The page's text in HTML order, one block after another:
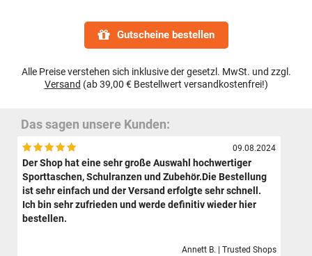
Gutscheine bestellen
Alle Preise verstehen sich inklusive der gesetzl. MwSt. und zzgl.
Versand (ab 39,00 € Bestellwert versandkostenfrei!)
Das sagen unsere Kunden:
09.08.2024
Der Shop hat eine sehr große Auswahl hochwertiger
Sporttaschen, Schulranzen und Zubehör.Die Bestellung
ist sehr einfach und der Versand erfolgte sehr schnell.
Ich bin sehr zufrieden und werde definitiv wieder hier
bestellen.
Annett B. | Trusted Shops